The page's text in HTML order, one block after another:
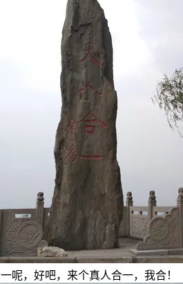
呢，好吧，来个真人合一，我合！